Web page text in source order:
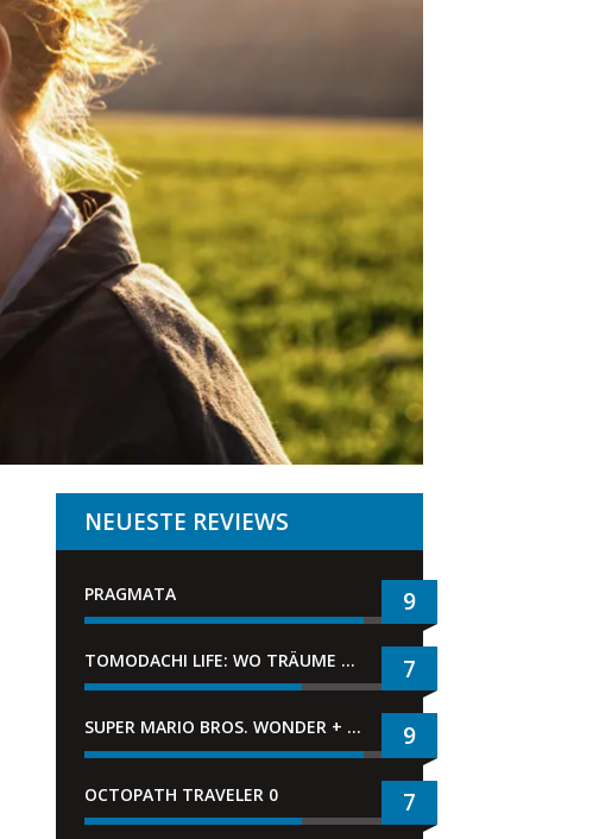
NEUESTE REVIEWS
PRAGMATA 9
TOMODACHI LIFE: WO TRÄUME WAHR WERDEN 7
SUPER MARIO BROS. WONDER + GEMEINSAM IM BELLABEL-PARK 9
OCTOPATH TRAVELER 0 7